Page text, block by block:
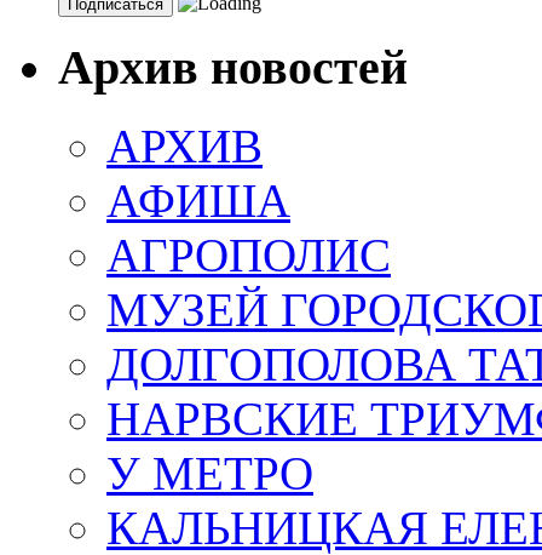
Архив новостей
АРХИВ
АФИША
АГРОПОЛИС
МУЗЕЙ
ДОЛГОПОЛОВА
НАРВСКИЕ
У МЕТРО
КАЛЬНИЦКАЯ